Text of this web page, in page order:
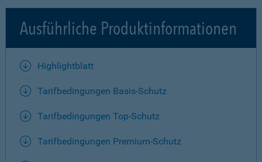
Ausführliche Produktinformationen
Highlightblatt
Tarifbedingungen Basis-Schutz
Tarifbedingungen Top-Schutz
Tarifbedingungen Premium-Schutz